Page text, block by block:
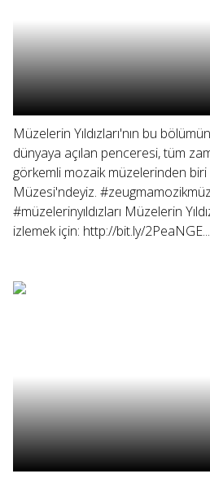
Müzelerin Yıldızları'nın bu
dünyaya açılan penceresi, tüm
görkemli mozaik müzelerinden
Müzesi'ndeyiz.
#müzelerinyıldızları Müzelerin
izlemek için: http://bit.ly/2PeaNGE...